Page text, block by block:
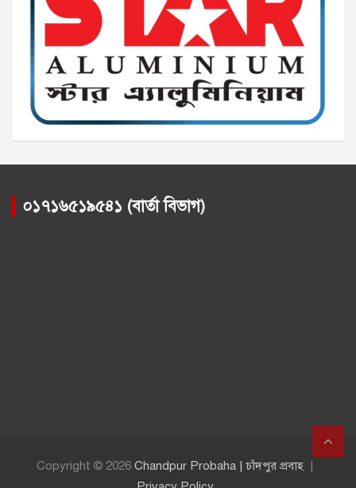
০১৭১৬৫১৯৫৪১ (বার্তা বিভাগ)
Copyright © 2026 Chandpur Probaha | চাঁদপুর প্রবাহ